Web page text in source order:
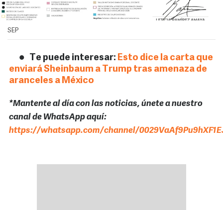
SEP
Te puede interesar: Esto dice la carta que
enviará Sheinbaum a Trump tras amenaza de
aranceles a México
*Mantente al día con las noticias, únete a nuestro
canal de WhatsApp aquí:
https://whatsapp.com/channel/